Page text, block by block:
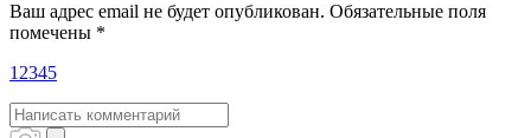
Ваш адрес email не будет опубликован. Обязательные поля
помечены *
12345